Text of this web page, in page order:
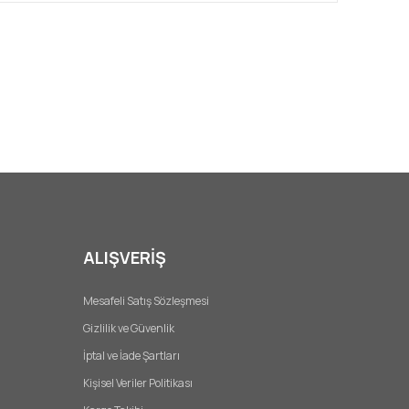
ALIŞVERİŞ
Mesafeli Satış Sözleşmesi
Gizlilik ve Güvenlik
İptal ve İade Şartları
Kişisel Veriler Politikası